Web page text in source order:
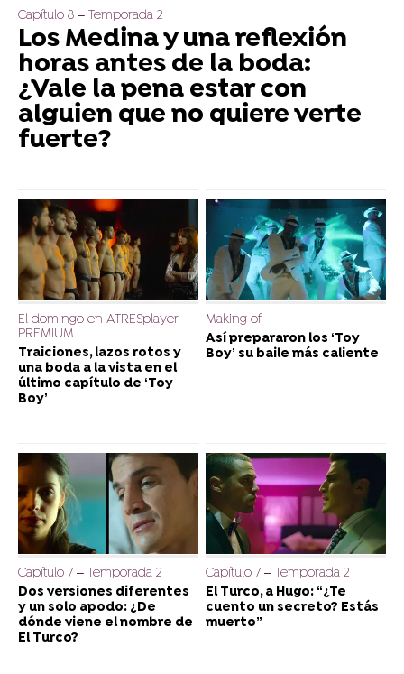
Capítulo 8 – Temporada 2
Los Medina y una reflexión
horas antes de la boda:
¿Vale la pena estar con
alguien que no quiere verte
fuerte?
El domingo en ATRESplayer
PREMIUM
Traiciones, lazos rotos y
una boda a la vista en el
último capítulo de ‘Toy
Boy’
Making of
Así prepararon los ‘Toy
Boy’ su baile más caliente
Capítulo 7 – Temporada 2
Dos versiones diferentes
y un solo apodo: ¿De
dónde viene el nombre de
El Turco?
Capítulo 7 – Temporada 2
El Turco, a Hugo: “¿Te
cuento un secreto? Estás
muerto”